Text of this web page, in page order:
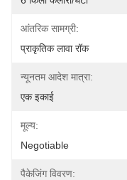
आंतरिक सामग्री:
प्राकृतिक लावा रॉक
न्यूनतम आदेश मात्रा:
एक इकाई
मूल्य:
Negotiable
पैकेजिंग विवरण: